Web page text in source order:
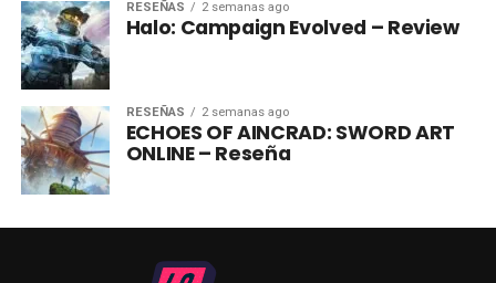
RESEÑAS 2 semanas ago
Halo: Campaign Evolved – Review
RESEÑAS 2 semanas ago
ECHOES OF AINCRAD: SWORD ART
ONLINE – Reseña